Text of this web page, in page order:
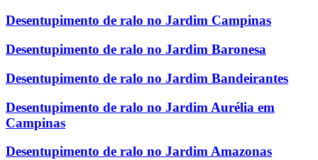
Desentupimento de ralo no Jardim Campinas
Desentupimento de ralo no Jardim Baronesa
Desentupimento de ralo no Jardim Bandeirantes
Desentupimento de ralo no Jardim Aurélia em
Campinas
Desentupimento de ralo no Jardim Amazonas